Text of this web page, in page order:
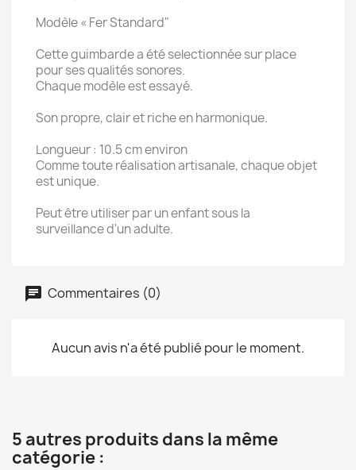
Modèle « Fer Standard"
Cette guimbarde a été selectionnée sur place
pour ses qualités sonores.
Chaque modèle est essayé.
Son propre, clair et riche en harmonique.
Longueur : 10.5 cm environ
Comme toute réalisation artisanale, chaque objet
est unique.
Peut être utiliser par un enfant sous la
surveillance d'un adulte.
Commentaires (0)
Aucun avis n'a été publié pour le moment.
5 autres produits dans la même
catégorie :